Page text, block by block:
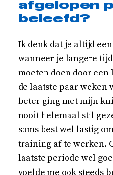
afgelopen
beleefd?
Ik denk dat je altijd
wanneer je langere
moeten doen door
de laatste paar weken
beter ging met mijn
nooit helemaal stil
soms best wel lastig
training af te werken.
laatste periode wel
voelde me ook steeds